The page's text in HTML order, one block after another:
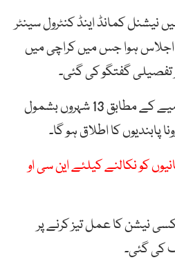
نیشنل کمانڈ اینڈ کنٹرول سینٹر
اجلاس ہوا جس میں کراچی میں
تفصیلی گفتگو کی گئی۔
اس ضمن میں جاری اعلامیے کے مطابق 13 شہروں بشمول
پابندیوں کا اطلاق ہو گا۔
کو نکالنے کیلئے این سی او
نیشن کا عمل تیز کرنے پر
کی گئی۔